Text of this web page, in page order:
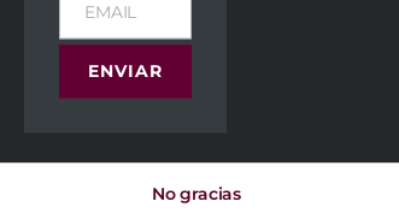
EMAIL
ENVIAR
No gracias